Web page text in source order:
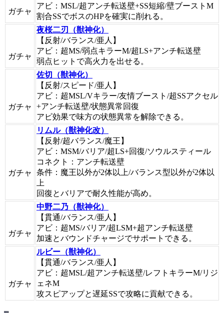
ガチャ
アビ：MSL/超アンチ転送壁+SS短縮/壁ブーストM
割合SSでボスのHPを確実に削れる。
ガチャ
夜桜二刃（獣神化）
【反射/バランス/亜人】
アビ：超MS/弱点キラーM/超LS+アンチ転送壁
弱点ヒットで高火力を出せる。
ガチャ
佐切（獣神化）
【反射/スピード/亜人】
アビ：超MSL/Vキラー/友情ブースト/超SSアクセル
+アンチ転送壁/状態異常回復
アビ効果で味方の状態異常を解除できる。
ガチャ
リムル（獣神化改）
【反射/超バランス/魔王】
アビ：MSM/バリア/超LS+回復/ソウルスティール
コネクト：アンチ転送壁
条件：魔王以外が2体以上/バランス型以外が2体以
上
回復とバリアで耐久性能が高め。
ガチャ
中野二乃（獣神化）
【貫通/バランス/亜人】
アビ：超MS/バリア/超LSM+超アンチ転送壁
加速とバウンドチャージでサポートできる。
ガチャ
ルビー（獣神化）
【貫通/バランス/亜人】
アビ：超MSL/超アンチ転送壁/レフトキラーM/リジ
ェネM
攻スピアップと遅延SSで攻略に貢献できる。